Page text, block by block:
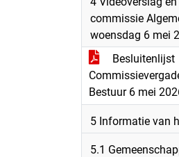
commissie
woensdag 6 mei
Besluitenlijst
Bestuur 6 mei
5 Informatie van
5.1